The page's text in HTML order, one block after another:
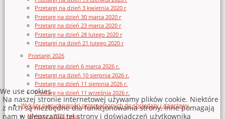
Przetargi na dzień 3 kwietnia 2020 r
Przetarg na dzień 30 marca 2020 r
Przetarg na dzień 23 marca 2020 r
Przetarg na dzień 28 lutego 2020 r
Przetargi na dzień 21 lutego 2020 r
Przetargi 2026
Przetarg na dzień 6 marca 2026 r.
Przetargi na dzień 10 sierpnia 2026 r.
Przetarg na dzień 11 sierpnia 2026 r.
Przetarg na dzień 11 września 2026 r.
Wykazy nieruchomości przeznaczonych do sprzedaży i dzierżawy
Wykazy z 2026 roku
We use cookies
Na naszej stronie internetowej używamy plików cookie. Niektóre
z nich są niezbędne dla funkcjonowania strony, inne pomagają
nam w ulepszaniu tej strony i doświadczeń użytkownika